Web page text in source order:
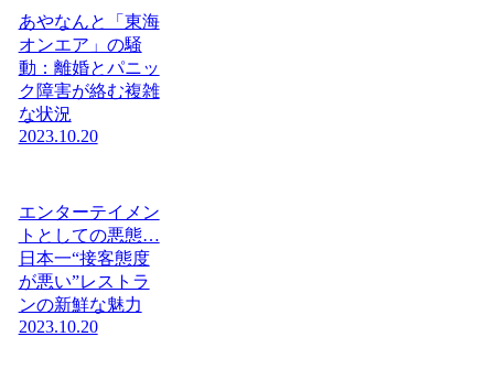
あやなんと「東海
オンエア」の騒
動：離婚とパニッ
ク障害が絡む複雑
な状況
2023.10.20
エンターテイメン
トとしての悪態…
日本一“接客態度
が悪い”レストラ
ンの新鮮な魅力
2023.10.20